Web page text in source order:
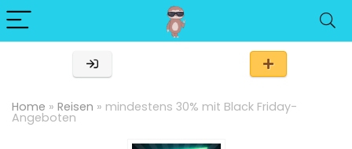
Home » Reisen » mindestens 30% mit Black Friday-
Angeboten